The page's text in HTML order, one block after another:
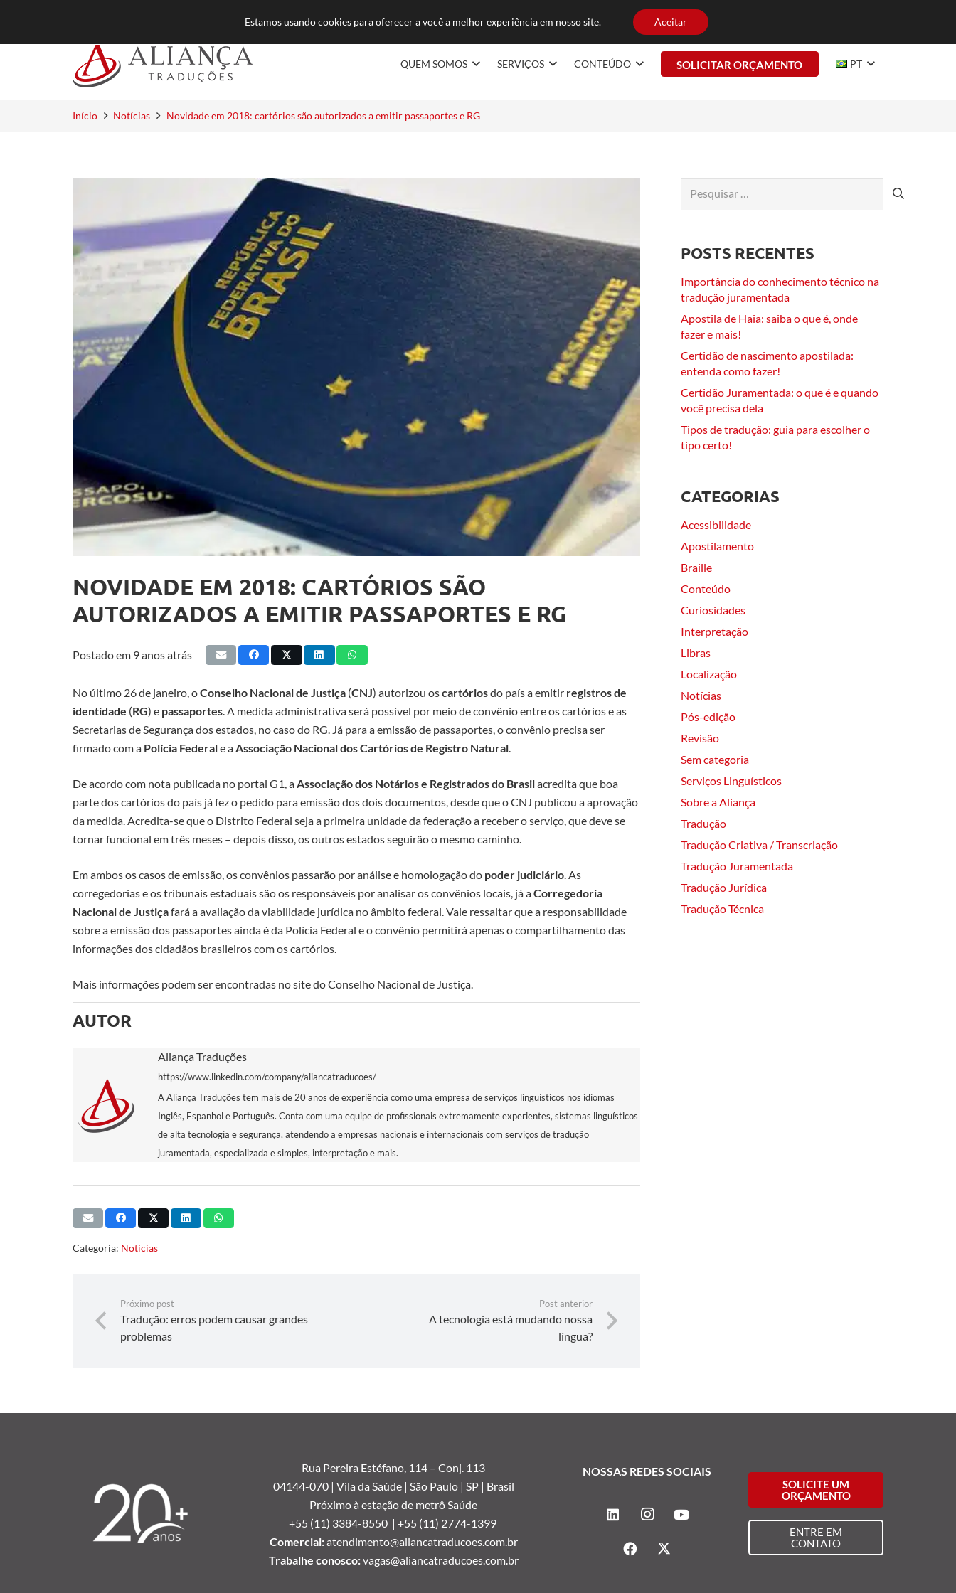
TRABALHE CONOSCO
QUEM SOMOS SERVIÇOS CONTEÚDO SOLICITAR ORÇAMENTO PT
Início Notícias Novidade em 2018: cartórios são autorizados a emitir passaportes e RG
NOVIDADE EM 2018: CARTÓRIOS SÃO
AUTORIZADOS A EMITIR PASSAPORTES E RG
Postado em 9 anos atrás
No último 26 de janeiro, oConselho Nacional de Justiça (CNJ) autorizou oscartóriosdo país a emitir registros de
identidade (RG) e passaportes. A medida administrativa será possível por meio de convênio entre os cartórios e as
Secretarias de Segurança dos estados, no caso do RG. Já para a emissão de passaportes, o convênio precisa ser
firmado com a Polícia Federale aAssociação Nacional dos Cartórios de Registro Natural.
De acordo com nota publicada no portal G1, aAssociação dos Notários e Registrados do Brasilacredita que boa
parte dos cartórios do país já fez o pedido para emissão dos dois documentos, desde que o CNJ publicou a aprovação
da medida. Acredita-se que o Distrito Federal seja a primeira unidade da federação a receber o serviço, que deve se
tornar funcional em três meses – depois disso, os outros estados seguirão o mesmo caminho.
Em ambos os casos de emissão, os convênios passarão por análise e homologação do poder judiciário. As
corregedorias e os tribunais estaduais são os responsáveis por analisar os convênios locais, já aCorregedoria
Nacional de Justiçafará a avaliação da viabilidade jurídica no âmbito federal. Vale ressaltar que a responsabilidade
sobre a emissão dos passaportes ainda é da Polícia Federal e o convênio permitirá apenas o compartilhamento das
informações dos cidadãos brasileiros com os cartórios.
Mais informações podem ser encontradas no site do Conselho Nacional de Justiça.
AUTOR
Aliança Traduções
https://www.linkedin.com/company/aliancatraducoes/
A Aliança Traduções tem mais de 20 anos de experiência como uma empresa de serviços linguísticos nos idiomas
Inglês, Espanhol e Português. Conta com uma equipe de profissionais extremamente experientes, sistemas linguísticos
de alta tecnologia e segurança, atendendo a empresas nacionais e internacionais com serviços de tradução
juramentada, especializada e simples, interpretação e mais.
Categoria: Notícias
Próximo post
Tradução: erros podem causar grandes
problemas
Post anterior
A tecnologia está mudando nossa
língua?
POSTS RECENTES
Importância do conhecimento técnico na
tradução juramentada
Apostila de Haia: saiba o que é, onde
fazer e mais!
Certidão de nascimento apostilada:
entenda como fazer!
Certidão Juramentada: o que é e quando
você precisa dela
Tipos de tradução: guia para escolher o
tipo certo!
CATEGORIAS
Acessibilidade
Apostilamento
Braille
Conteúdo
Curiosidades
Interpretação
Libras
Localização
Notícias
Pós-edição
Revisão
Sem categoria
Serviços Linguísticos
Sobre a Aliança
Tradução
Tradução Criativa / Transcriação
Tradução Juramentada
Tradução Jurídica
Tradução Técnica
Rua Pereira Estéfano, 114 –Conj. 113
04144-070 | Vila da Saúde | São Paulo | SP | Brasil
Próximo à estação de metrô Saúde
+55 (11) 3384-8550 | +55 (11) 2774-1399
Comercial:atendimento@aliancatraducoes.com.br
Trabalhe conosco:vagas@aliancatraducoes.com.br
NOSSAS REDES SOCIAIS
SOLICITE UM
ORÇAMENTO
ENTRE EM
CONTATO
Estamos usando cookies para oferecer a você a melhor experiência em nosso site. Aceitar